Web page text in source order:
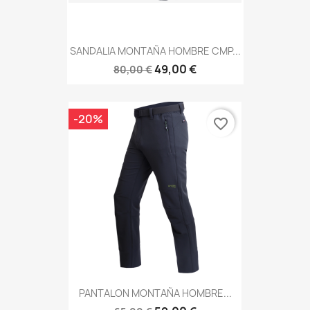
SANDALIA MONTAÑA HOMBRE CMP...
80,00 €49,00 €
PANTALON MONTAÑA HOMBRE...
-20% favorite_border